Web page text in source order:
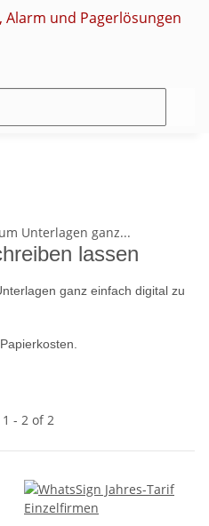
lassen
ganz einfach digital zu
- 2 of 2